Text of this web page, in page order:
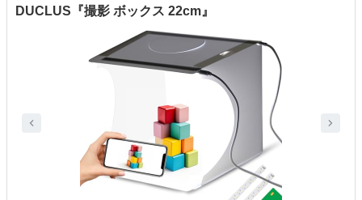
DUCLUS『撮影 ボックス 22cm』